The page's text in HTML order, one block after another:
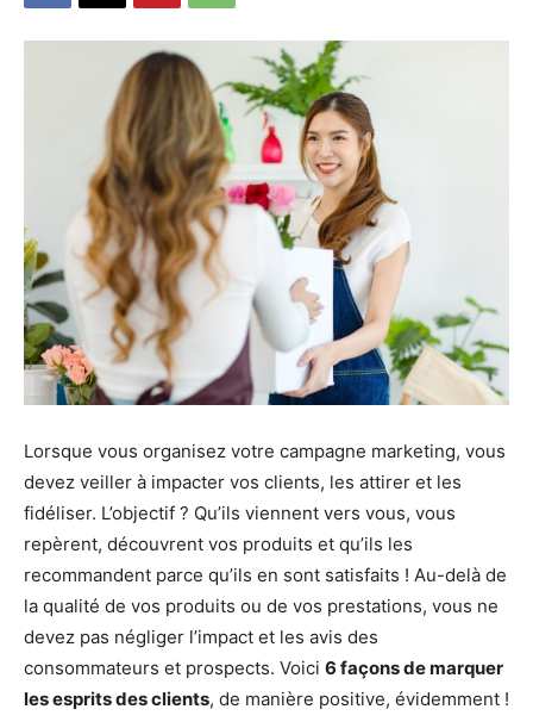
Lorsque vous organisez votre campagne marketing, vous
devez veiller à impacter vos clients, les attirer et les
fidéliser. L’objectif ? Qu’ils viennent vers vous, vous
repèrent, découvrent vos produits et qu’ils les
recommandent parce qu’ils en sont satisfaits ! Au-delà de
la qualité de vos produits ou de vos prestations, vous ne
devez pas négliger l’impact et les avis des
consommateurs et prospects. Voici 6 façons de marquer
les esprits des clients, de manière positive, évidemment !